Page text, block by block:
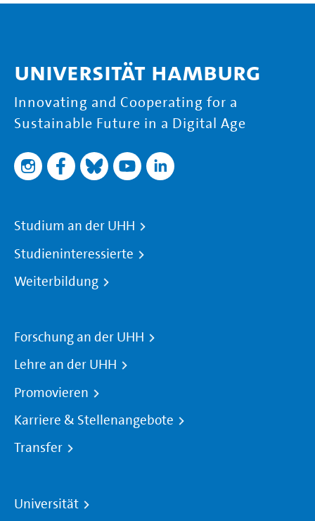
Universität Hamburg
Innovating and Cooperating for a
Sustainable Future in a Digital Age
Studium an der UHH
Studieninteressierte
Weiterbildung
Forschung an der UHH
Lehre an der UHH
Promovieren
Karriere & Stellenangebote
Transfer
Universität